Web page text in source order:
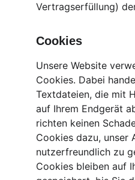
Vertragserfüllung)
Cookies
Unsere Website
Cookies. Dabei
Textdateien, die mit
auf Ihrem Endgerät
richten keinen
Cookies dazu, unser
nutzerfreundlich zu
Cookies bleiben auf